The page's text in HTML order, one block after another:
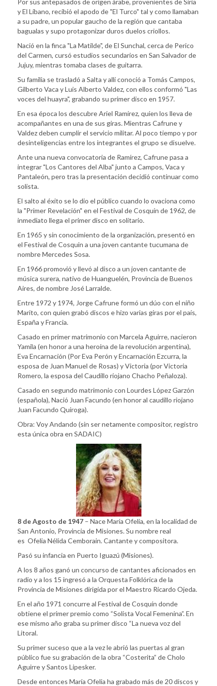
Por sus antepasados de origen árabe, provenientes de Siria
y El Líbano, recibió el apodo de "El Turco" tal y como llamaban
a su padre, un popular gaucho de la región que cantaba
bagualas y supo protagonizar duros duelos criollos.
Nació en la finca "La Matilde", de El Sunchal, cerca de Perico
del Carmen, cursó estudios secundarios en San Salvador de
Jujuy, mientras tomaba clases de guitarra.
Su familia se trasladó a Salta y allí conoció a Tomás Campos,
Gilberto Vaca y Luis Alberto Valdez, con ellos conformó "Las
voces del huayra", grabando su primer disco en 1957.
En esa época los descubre Ariel Ramírez, quien los lleva de
acompañantes en una de sus giras. Mientras Cafrune y
Valdez deben cumplir el servicio militar. Al poco tiempo y por
desinteligencias entre los integrantes el grupo se disuelve.
Ante una nueva convocatoria de Ramírez, Cafrune pasa a
integrar "Los Cantores del Alba" junto a Campos, Vaca y
Pantaleón, pero tras la presentación decidió continuar como
solista.
El salto al éxito se lo dio el público cuando lo ovaciona como
la "Primer Revelación" en el Festival de Cosquín de 1962, de
inmediato llega el primer disco en solitario.
En 1965 y sin conocimiento de la organización, presentó en
el Festival de Cosquin a una joven cantante tucumana de
nombre Mercedes Sosa.
En 1966 promovió y llevó al disco a un joven cantante de
música surera, nativo de Huanguelén, Provincia de Buenos
Aires, de nombre José Larralde.
Entre 1972 y 1974, Jorge Cafrune formó un dúo con el niño
Marito, con quien grabó discos e hizo varias giras por el país,
España y Francia.
Casado en primer matrimonio con Marcela Aguirre, nacieron
Yamila (en honor a una heroína de la revolución argentina),
Eva Encarnación (Por Eva Perón y Encarnación Ezcurra, la
esposa de Juan Manuel de Rosas) y Victoria (por Victoria
Romero, la esposa del Caudillo riojano Chacho Peñaloza).
Casado en segundo matrimonio con Lourdes López Garzón
(española), Nació Juan Facundo (en honor al caudillo riojano
Juan Facundo Quiroga).
Obra: Voy Andando (sin ser netamente compositor, registro
esta única obra en SADAIC)
8 de Agosto de 1947 – Nace María Ofelia, en la localidad de
San Antonio, Provincia de Misiones. Su nombre real
es Ofelia Nélida Cemborain. Cantante y compositora.
Pasó su infancia en Puerto Iguazú (Misiones).
A los 8 años ganó un concurso de cantantes aficionados en
radio y a los 15 ingresó a la Orquesta Folklórica de la
Provincia de Misiones dirigida por el Maestro Ricardo Ojeda.
En el año 1971 concurre al Festival de Cosquín donde
obtiene el primer premio como “Solista Vocal Femenina”. En
ese mismo año graba su primer disco “La nueva voz del
Litoral.
Su primer suceso que a la vez le abrió las puertas al gran
público fue su grabación de la obra “Costerita” de Cholo
Aguirre y Santos Lipesker.
Desde entonces María Ofelia ha grabado más de 20 discos y